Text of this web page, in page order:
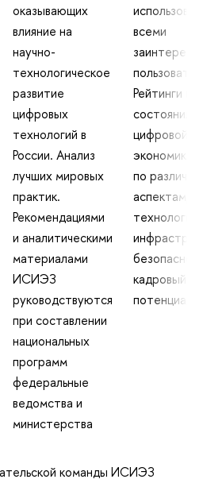
оказывающих
влияние на
научно-
технологическое
развитие
цифровых
технологий в
России. Анализ
лучших мировых
практик.
Рекомендациями
и аналитическими
материалами
ИСИЭЗ
руководствуются
при составлении
национальных
программ
федеральные
ведомства и
министерства
всеми
Рейтинги и
состояния
цифровой
экономики
по
аспектам,
технологии,
кадровый
потенциал
команды ИСИЭЗ